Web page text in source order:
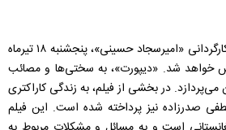
فیلم تلویزیونی «دیپورت» به کارگردانی «امیرسجاد حسینی»، پنجشنبه ۱۸ تیرماه
پخش خواهد شد. «دیپورت»، به سختی‌ها و مصائب
می‌پردازد. در بخشی از فیلم، به زندگی کاراکتری
صدرزاده نیز پرداخته شده است. این فیلم